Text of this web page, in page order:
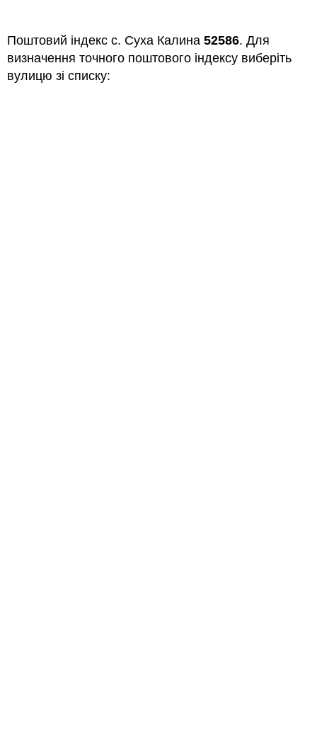
Поштовий індекс с. Суха Калина 52586. Для
визначення точного поштового індексу виберіть
вулицю зі списку: